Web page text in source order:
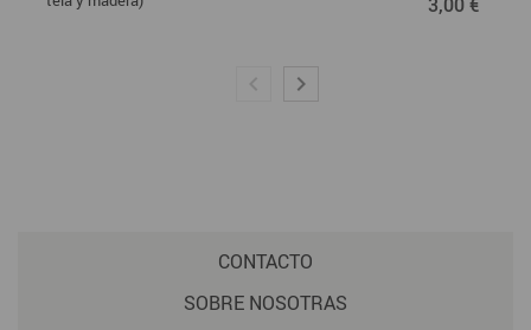
CONTACTO
SOBRE NOSOTRAS